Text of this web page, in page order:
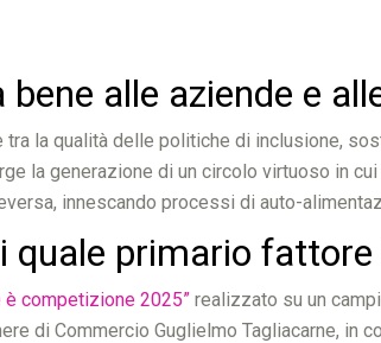
bene alle aziende e
la qualità delle politiche di inclusione,
la generazione di un circolo virtuoso in
innescando processi di auto-
quale primario
è competizione 2025” realizzato su un
di Commercio Guglielmo Tagliacarne,